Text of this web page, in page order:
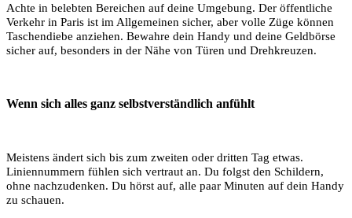
Achte in belebten Bereichen auf deine Umgebung. Der öffentliche
Verkehr in Paris ist im Allgemeinen sicher, aber volle Züge können
Taschendiebe anziehen. Bewahre dein Handy und deine Geldbörse
sicher auf, besonders in der Nähe von Türen und Drehkreuzen.
Wenn sich alles ganz selbstverständlich anfühlt
Meistens ändert sich bis zum zweiten oder dritten Tag etwas.
Liniennummern fühlen sich vertraut an. Du folgst den Schildern,
ohne nachzudenken. Du hörst auf, alle paar Minuten auf dein Handy
zu schauen.